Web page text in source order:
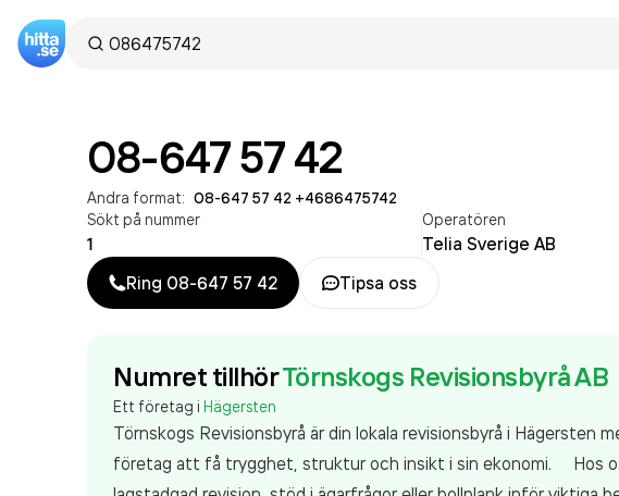
08-647 57 42
Andra format: 08-647 57 42 +4686475742
Sökt på nummer
1
Operatören
Telia Sverige AB
Ring 08-647 57 42 Tipsa oss
Numret tillhörTörnskogs Revisionsbyrå AB
Ett företag i Hägersten
Törnskogs Revisionsbyrå är din lokala revisionsbyrå i Hägersten
företag att få trygghet, struktur och insikt i sin ekonomi. Hos